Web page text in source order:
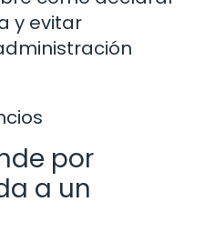
y evitar
por
a un